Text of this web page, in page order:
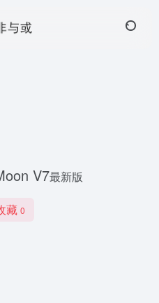
V7最新版
藏 0